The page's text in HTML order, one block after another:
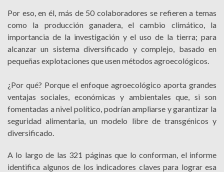
Por eso, en él, más de 50 colaboradores se refieren a temas
como la producción ganadera, el cambio climático, la
importancia de la investigación y el uso de la tierra; para
alcanzar un sistema diversificado y complejo, basado en
pequeñas explotaciones que usen métodos agroecológicos.
¿Por qué? Porque el enfoque agroecológico aporta grandes
ventajas sociales, económicas y ambientales que, si son
fomentadas a nivel político, podrían ampliarse y garantizar la
seguridad alimentaria, un modelo libre de transgénicos y
diversificado.
A lo largo de las 321 páginas que lo conforman, el informe
identifica algunos de los indicadores claves para lograr esa